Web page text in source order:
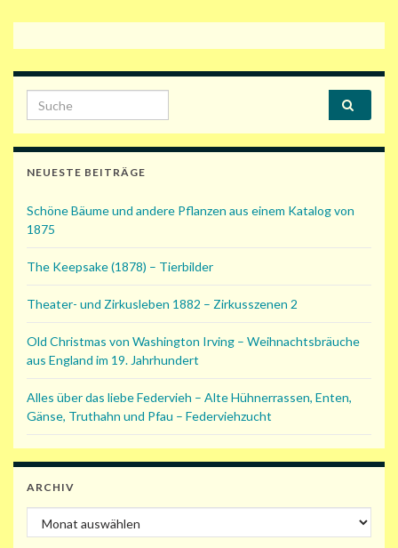
Search for:
NEUESTE BEITRÄGE
Schöne Bäume und andere Pflanzen aus einem Katalog von
1875
The Keepsake (1878) – Tierbilder
Theater- und Zirkusleben 1882 – Zirkusszenen 2
Old Christmas von Washington Irving – Weihnachtsbräuche
aus England im 19. Jahrhundert
Alles über das liebe Federvieh – Alte Hühnerrassen, Enten,
Gänse, Truthahn und Pfau – Federviehzucht
ARCHIV
Archiv